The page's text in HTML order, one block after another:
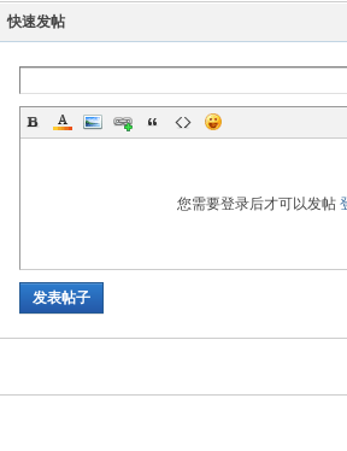
快速发帖
您需要登录后才可以发帖
发表帖子